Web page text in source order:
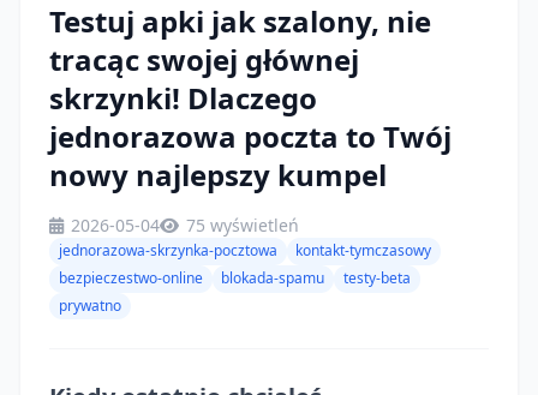
Testuj apki jak szalony, nie
tracąc swojej głównej
skrzynki! Dlaczego
jednorazowa poczta to Twój
nowy najlepszy kumpel
2026-05-04 75 wyświetleń
jednorazowa-skrzynka-pocztowa
kontakt-tymczasowy
bezpieczestwo-online
blokada-spamu
testy-beta
prywatno